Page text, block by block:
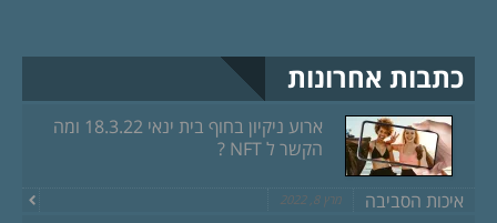
כתבות אחרונות
ארוע ניקיון בחוף בית ינאי 18.3.22 ומה
הקשר ל NFT ?
איכות הסביבה מרץ 8, 2022